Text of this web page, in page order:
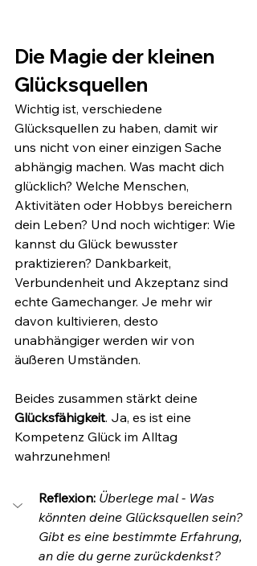
Die Magie der kleinen
Glücksquellen
Wichtig ist, verschiedene
Glücksquellen zu haben, damit wir
uns nicht von einer einzigen Sache
abhängig machen. Was macht dich
glücklich? Welche Menschen,
Aktivitäten oder Hobbys bereichern
dein Leben? Und noch wichtiger: Wie
kannst du Glück bewusster
praktizieren? Dankbarkeit,
Verbundenheit und Akzeptanz sind
echte Gamechanger. Je mehr wir
davon kultivieren, desto
unabhängiger werden wir von
äußeren Umständen.
Beides zusammen stärkt deine
Glücksfähigkeit. Ja, es ist eine
Kompetenz Glück im Alltag
wahrzunehmen!
Reflexion: Überlege mal - Was
könnten deine Glücksquellen sein?
Gibt es eine bestimmte Erfahrung,
an die du gerne zurückdenkst?